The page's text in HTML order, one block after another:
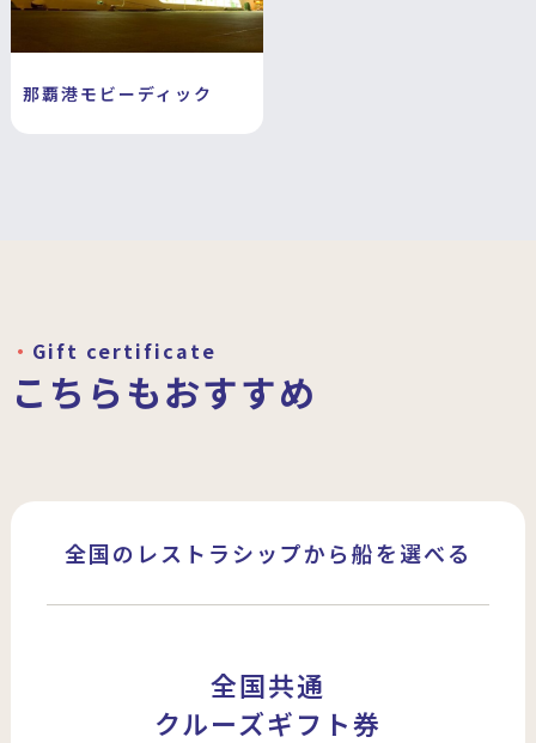
那覇港モビーディック
Gift certificate
こちらもおすすめ
全国のレストラシップから船を選べる
全国共通
クルーズギフト券